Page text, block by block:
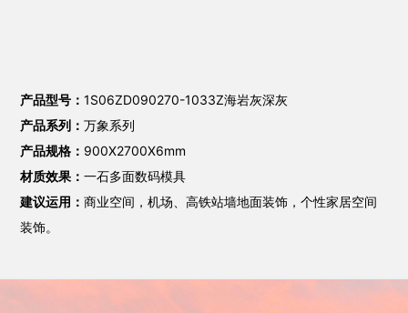
产品型号：1S06ZD090270-1033Z海岩灰深灰
产品系列：万象系列
产品规格： 900X2700X6mm
材质效果：一石多面数码模具
建议运用：商业空间，机场、高铁站墙地面装饰，个性家居空间
装饰。